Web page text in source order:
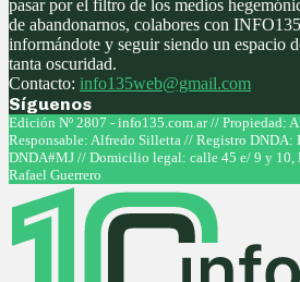
pasar por el filtro de los medios
de abandonarnos, colabores con
informándote y seguir siendo un espacio
tanta oscuridad.
Contacto: info135web@gmail.com
Síguenos
Facebook
Twitter
Instagram
Youtube
Edición Nº 2807 - info135.com.ar // Propiedad:
Responsable: Alfredo Silletta // Registro DNDA:
DNDA#MJ // Domicilio legal: calle 45 e/ 9 y 10,
Rafael Guerrero